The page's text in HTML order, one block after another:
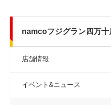
namcoフジグラン四万十
店舗情報
イベント&ニュース